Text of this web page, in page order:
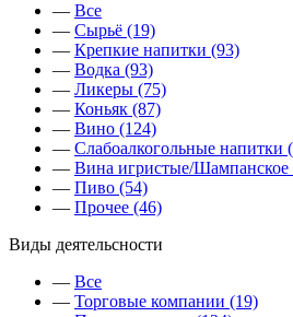
— Все
— Сырьё (19)
— Крепкие напитки (93)
— Водка (93)
— Ликеры (75)
— Коньяк (87)
— Вино (124)
— Слабоалкогольные напитки
— Вина игристые/Шампанское
— Пиво (54)
— Прочее (46)
Виды деятельсности
— Все
— Торговые компании (19)